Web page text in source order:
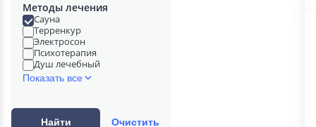
Методы лечения
Сауна
Терренкур
Электросон
Психотерапия
Душ лечебный
Показать все
Найти Очистить